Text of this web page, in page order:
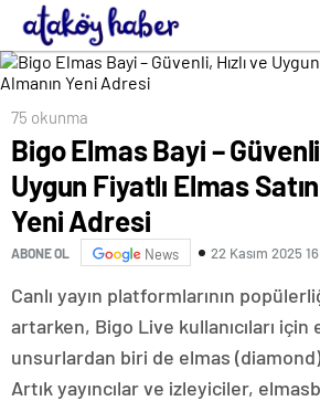
75 okunma
Bigo Elmas Bayi –
Uygun Fiyatlı Elmas
Yeni Adresi
ABONE OL News 22 Kasım 2025
Canlı yayın platformlarının
artarken, Bigo Live kullanıcıları için
unsurlardan biri de elmas (diamond)
Artık yayıncılar ve izleyiciler,